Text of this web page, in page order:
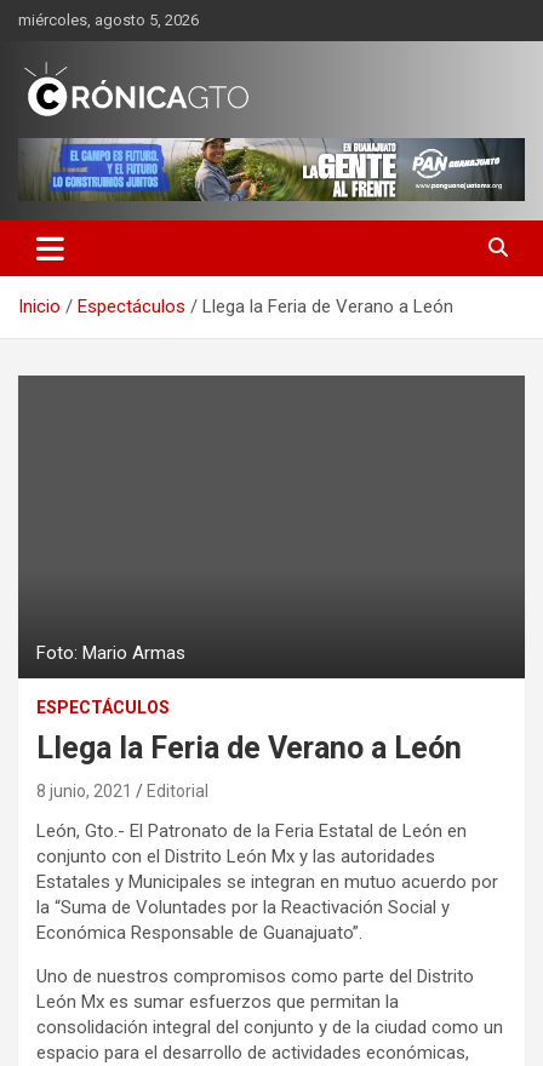
Saltar
contenido
miércoles, agosto 5, 2026
CRONICA GUANAJUATO
Inicio Espectáculos Llega la Feria de Verano a León
Foto: Mario Armas
ESPECTÁCULOS
Llega la Feria de Verano a León
8 junio, 2021 Editorial
León, Gto.- El Patronato de la Feria Estatal de León en
conjunto con el Distrito León Mx y las autoridades
Estatales y Municipales se integran en mutuo acuerdo por
la “Suma de Voluntades por la Reactivación Social y
Económica Responsable de Guanajuato”.
Uno de nuestros compromisos como parte del Distrito
León Mx es sumar esfuerzos que permitan la
consolidación integral del conjunto y de la ciudad como un
espacio para el desarrollo de actividades económicas,